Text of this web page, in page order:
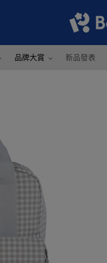
品牌大賞 新品發表